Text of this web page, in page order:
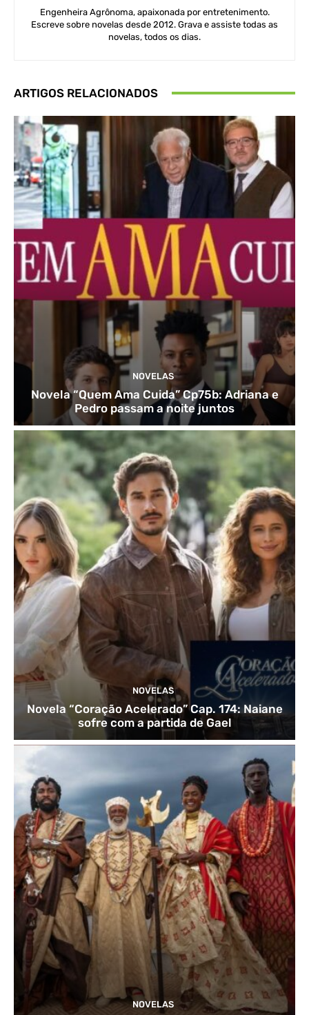
Engenheira Agrônoma, apaixonada por entretenimento.
Escreve sobre novelas desde 2012. Grava e assiste todas as
novelas, todos os dias.
ARTIGOS RELACIONADOS
NOVELAS
Novela “Quem Ama Cuida” Cp75b: Adriana e
Pedro passam a noite juntos
NOVELAS
Novela “Coração Acelerado” Cap. 174: Naiane
sofre com a partida de Gael
NOVELAS